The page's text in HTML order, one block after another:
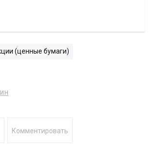
(ценные бумаги)
Комментировать